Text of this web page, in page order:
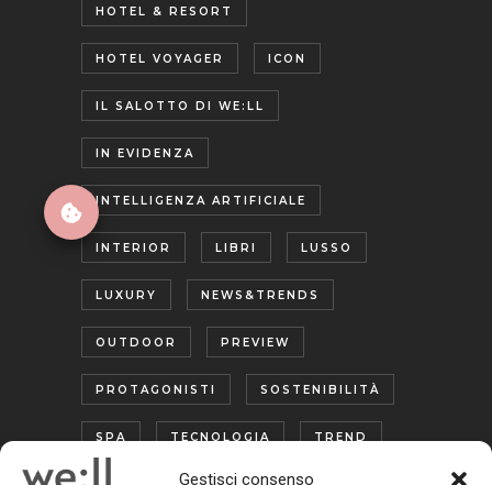
Gestisci consenso
HOTEL & RESORT
HOTEL VOYAGER ICON
IL SALOTTO DI WE:LL
IN EVIDENZA
INTELLIGENZA ARTIFICIALE
INTERIOR LIBRI LUSSO
LUXURY NEWS&TRENDS
OUTDOOR PREVIEW
PROTAGONISTI SOSTENIBILITÀ
SPA TECNOLOGIA TREND